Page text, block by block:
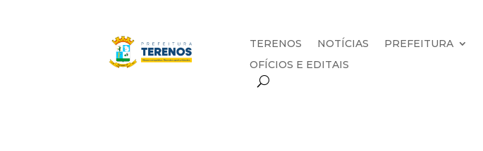
TERENOS NOTÍCIAS PREFEITURA
OFÍCIOS E EDITAIS